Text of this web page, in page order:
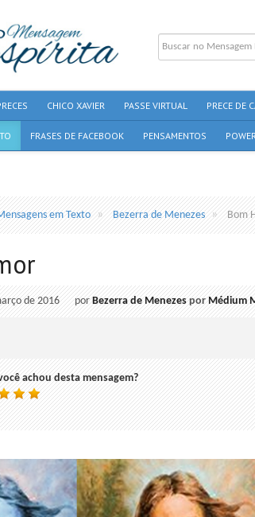
CHICO XAVIER PASSE VIRTUAL PRECE DE
FRASES DE FACEBOOK PENSAMENTOS
em Texto Bezerra de Menezes Bom
de 2016 porBezerra de Menezes porMédium
achou desta mensagem?